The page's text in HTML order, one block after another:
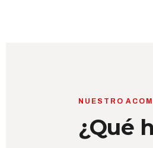
NUESTRO
¿Qué